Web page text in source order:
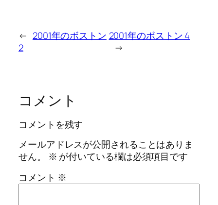
← 2001年のボストン
2
2001年のボストン 4
→
コメント
コメントを残す
メールアドレスが公開されることはありま
せん。
※ が付いている欄は必須項目です
コメント ※